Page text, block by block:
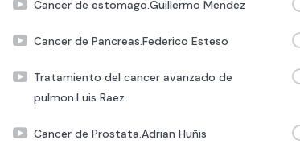
Cancer de estomago.Guillermo Mendez
Cancer de Pancreas.Federico Esteso
Tratamiento del cancer avanzado de
pulmon.Luis Raez
Cancer de Prostata.Adrian Huñis